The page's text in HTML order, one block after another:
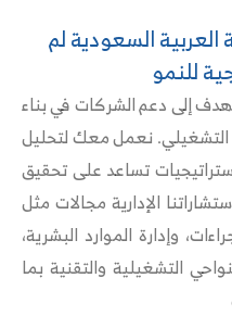
السعودية لم
للنمو
إلى دعم الشركات في بناء
نعمل معك لتحليل
تساعد على تحقيق
الإدارية مجالات مثل
وإدارة الموارد البشرية،
التشغيلية والتقنية بما